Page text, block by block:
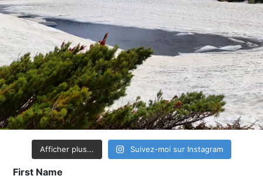
Afficher plus... Suivez-moi sur Instagram
First Name